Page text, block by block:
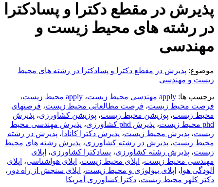
پذیرش در مقطع دکترا و پسادکترا
در رشته های محیط زیست و
مهندسی
موضوع: پذیرش در مقطع دکترا و پسادکترا در رشته های محیط
زیست و مهندسی
برچسب ها: apply مهندسی محیط زیست ، apply محیط زیست
،
فرصت محیط زیست، فرصت مطالعاتی محیط زیست، فرصتهای
محیط زیست، پوزیشن محیط زیست، پوزیشن کشاورزی، پذیرش
phd محیط زیست
، پذیرش phd کشاورزی ، پذیرش مهندسی محیط
زیست، پذیرش محیط زیست، پذیرش دکترا کانادا ، پذیرش در رشته
محیط زیست، پذیرش در رشته کشاورزی، پذیرش رشته های محیط
زیست، پذیرش رشته کشاورزی، پسادکترا کشاورزی، اپلای
مهندسی محیط زیست، اپلای محیط زیست، اپلای هواشناسی، اپلای
آلودگی هوا ، اپلای بیولوژی و محیط زیست، اپلای سنجش از راه دور ،
دکتر کلهر محیط زیست، دکترا کشاورزی آمریکا